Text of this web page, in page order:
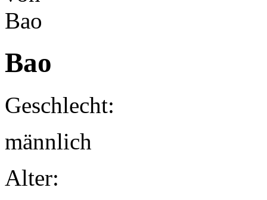
Bao
Geschlecht:
männlich
Alter: